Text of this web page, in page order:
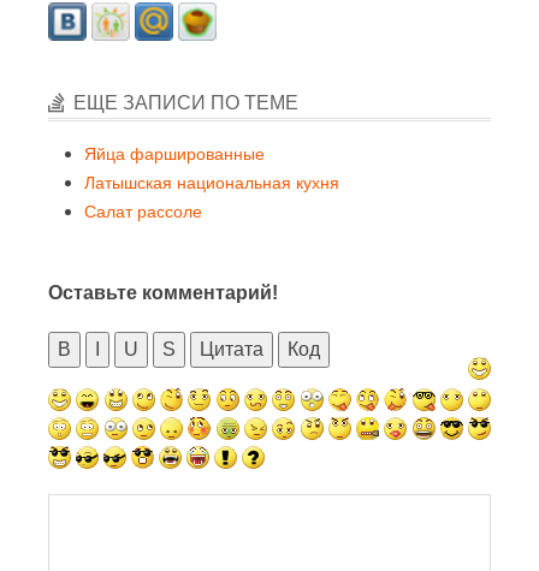
ЕЩЕ ЗАПИСИ ПО ТЕМЕ
Яйца фаршированные
Латышская национальная кухня
Салат рассоле
Оставьте комментарий!
B U S Цитата Код